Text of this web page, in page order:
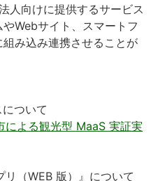
人向けに提供するサービス
Webサイト、スマートフ
み込み連携させることが
ついて
よる観光型 MaaS 実証実
（WEB 版）』について